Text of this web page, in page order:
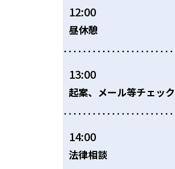
12:00
昼休憩
13:00
起案、メール等チェック
14:00
法律相談